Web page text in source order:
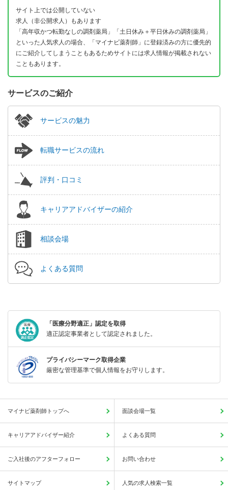
サイト上では公開していない
求人（非公開求人）もあります
「高年収かつ転勤なしの調剤薬局」「土日休み＋平日休みの調剤薬局」
といった人気求人の場合、「マイナビ薬剤師」に登録済みの方に優先的
にご紹介してしまうこともあるためサイトには求人情報が掲載されない
こともあります。
サービスのご紹介
サービスの魅力
転職サービスの流れ
評判・口コミ
キャリアアドバイザーの紹介
相談会場
よくある質問
「医療分野適正」認定を取得
適正認定事業者として認定されました。
プライバシーマーク取得企業
厳密な管理基準で個人情報をお守りします。
マイナビ薬剤師トップへ 面談会場一覧
キャリアアドバイザー紹介 よくある質問
ご入社後のアフターフォロー お問い合わせ
サイトマップ 人気の求人検索一覧